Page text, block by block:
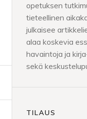
opetuksen
tieteellinen
julkaisee
alaa koskevia
havaintoja ja
sekä
TILAUS